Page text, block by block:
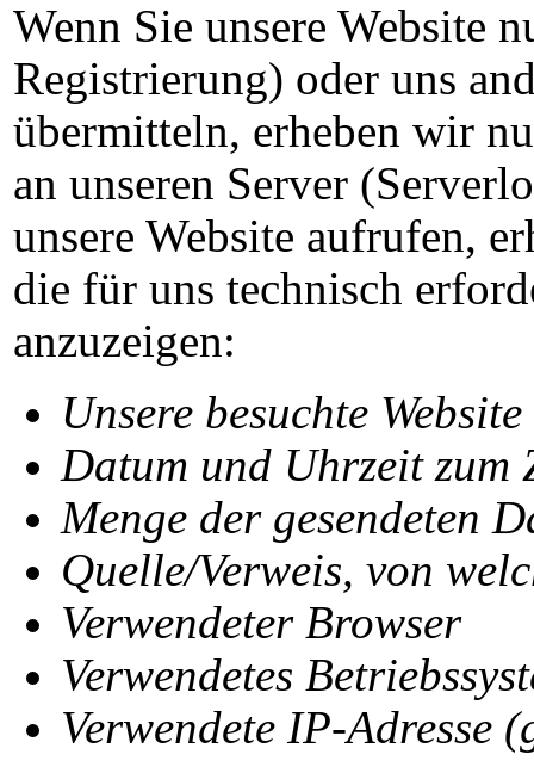
Wenn Sie unsere Website
Registrierung) oder uns
übermitteln, erheben wir
an unseren Server
unsere Website aufrufen,
die für uns technisch
anzuzeigen:
Unsere besuchte Website
Datum und Uhrzeit zum
Menge der gesendeten
Quelle/Verweis, von
Verwendeter Browser
Verwendetes
Verwendete IP-Adresse